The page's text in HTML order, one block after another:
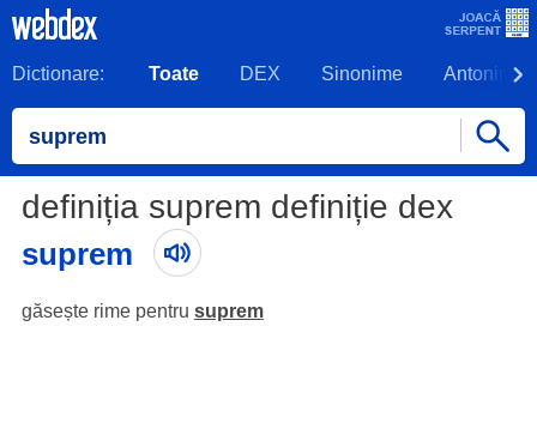
Dictionare: Toate DEX Sinonime Antonime
definiția suprem definiție dex
suprem
găsește rime pentru suprem